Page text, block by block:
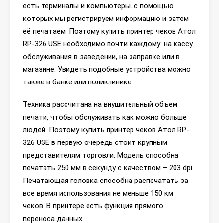
есть терминалы и компьютеры, с помощью
которых мы регистрируем информацию и затем
её печатаем. Поэтому купить принтер чеков Атол
RP-326 USE необходимо почти каждому: на кассу
обслуживания в заведении, на заправке или в
магазине. Увидеть подобные устройства можно
также в банке или поликлинике.
Техника рассчитана на внушительный объем
печати, чтобы обслуживать как можно больше
людей. Поэтому купить принтер чеков Атол RP-
326 USE в первую очередь стоит крупным
представителям торговли. Модель способна
печатать 250 мм в секунду с качеством – 203 dpi.
Печатающая головка способна распечатать за
все время использования не меньше 150 км
чеков. В принтере есть функция прямого
переноса данных.